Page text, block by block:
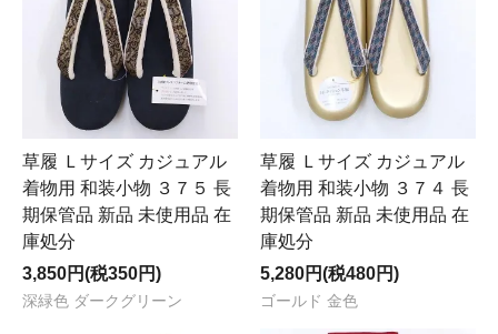
草履 Ｌサイズ カジュアル
着物用 和装小物 ３７５ 長
期保管品 新品 未使用品 在
庫処分
3,850円(税350円)
深緑色 ダークグリーン
草履 Ｌサイズ カジュアル
着物用 和装小物 ３７４ 長
期保管品 新品 未使用品 在
庫処分
5,280円(税480円)
ゴールド 金色